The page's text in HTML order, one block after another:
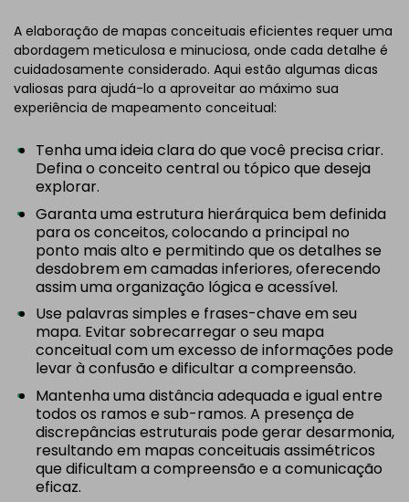
A elaboração de mapas conceituais eficientes requer uma
abordagem meticulosa e minuciosa, onde cada detalhe é
cuidadosamente considerado. Aqui estão algumas dicas
valiosas para ajudá-lo a aproveitar ao máximo sua
experiência de mapeamento conceitual:
Tenha uma ideia clara do que você precisa criar.
Defina o conceito central ou tópico que deseja
explorar.
Garanta uma estrutura hierárquica bem definida
para os conceitos, colocando a principal no
ponto mais alto e permitindo que os detalhes se
desdobrem em camadas inferiores, oferecendo
assim uma organização lógica e acessível.
Use palavras simples e frases-chave em seu
mapa. Evitar sobrecarregar o seu mapa
conceitual com um excesso de informações pode
levar à confusão e dificultar a compreensão.
Mantenha uma distância adequada e igual entre
todos os ramos e sub-ramos. A presença de
discrepâncias estruturais pode gerar desarmonia,
resultando em mapas conceituais assimétricos
que dificultam a compreensão e a comunicação
eficaz.